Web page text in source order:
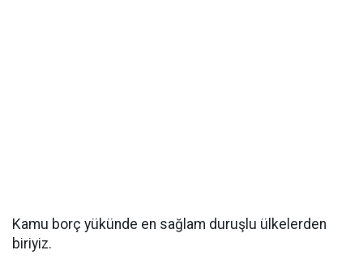
Kamu borç yükünde en sağlam duruşlu ülkelerden
biriyiz.